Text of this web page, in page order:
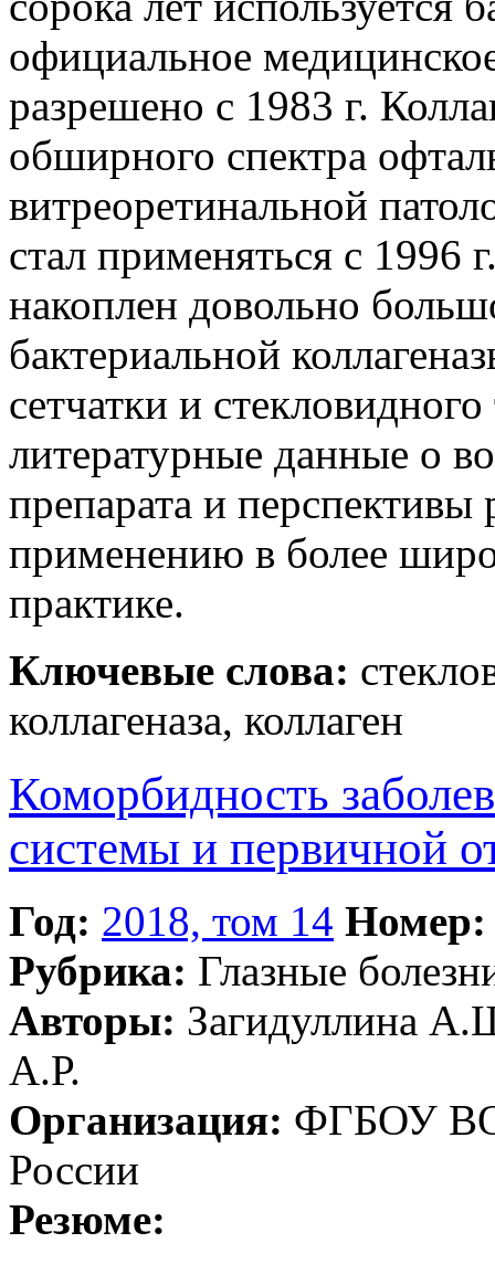
официальное
разрешено с 1983 г.
обширного спектра
витреоретинальной
стал применяться с 1996
накоплен довольно
бактериальной
сетчатки и
литературные данные о
препарата и
применению в более
практике.
Ключевые слова:
коллагеназа, коллаген
Коморбидность
системы и первичной
Год: 2018, том 14 Номер:
Рубрика: Глазные
Авторы: Загидуллина
А.Р.
Организация: ФГБОУ ВО
России
Резюме: